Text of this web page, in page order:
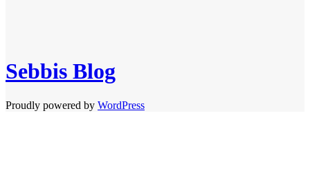
Sebbis Blog
Proudly powered by WordPress